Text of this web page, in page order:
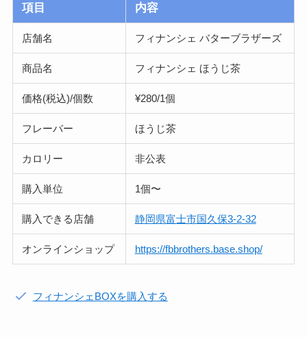
項目 内容
店舗名 フィナンシェ バターブラザーズ
商品名 フィナンシェ ほうじ茶
価格(税込)/個数 ¥280/1個
フレーバー ほうじ茶
カロリー 非公表
購入単位 1個〜
購入できる店舗 静岡県富士市国久保3-2-32
オンラインショップ https://fbbrothers.base.shop/
フィナンシェBOXを購入する